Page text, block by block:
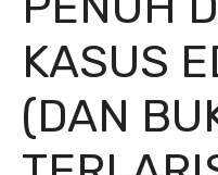
KASUS
(DAN